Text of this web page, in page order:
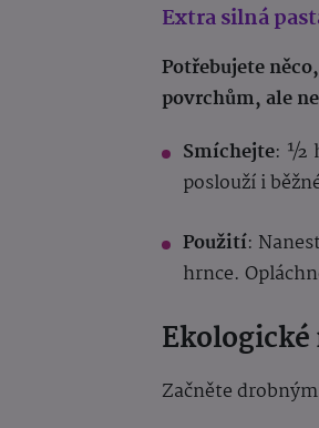
Extra silná
Potřebujete
povrchům, ale
Smíchejte: ½
poslouží i
Použití:
hrnce.
Začněte